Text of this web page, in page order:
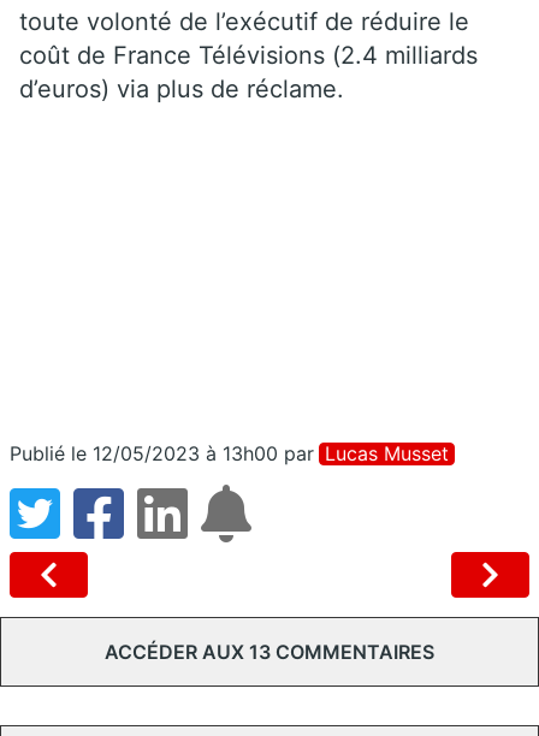
toute volonté de l’exécutif de réduire le
coût de France Télévisions (2.4 milliards
d’euros) via plus de réclame.
Publié le 12/05/2023 à 13h00 par Lucas Musset
ACCÉDER AUX 13 COMMENTAIRES